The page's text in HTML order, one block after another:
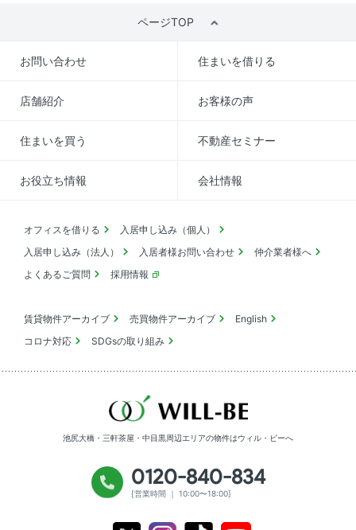
ページTOP
お問い合わせ 住まいを借りる
店舗紹介 お客様の声
住まいを買う 不動産セミナー
お役立ち情報 会社情報
オフィスを借りる
入居申し込み（個人）
入居申し込み（法人）
入居者様お問い合わせ
仲介業者様へ
よくあるご質問
採用情報
賃貸物件アーカイブ 売買物件アーカイブ
English
コロナ対応
SDGsの取り組み
池尻大橋・三軒茶屋・中目黒周辺エリアの物件はウィル・ビーへ
0120-840-834
[営業時間 ｜ 10:00〜18:00]